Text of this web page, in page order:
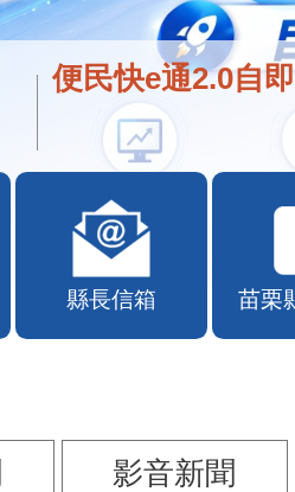
便民快e通2.0自
縣長信箱 苗栗
影音新聞